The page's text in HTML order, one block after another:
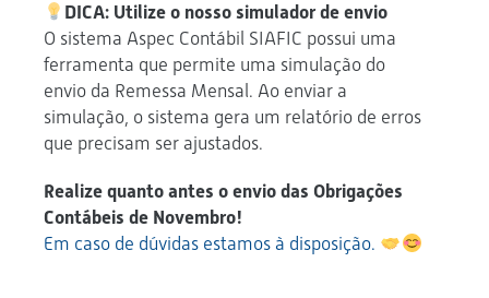
DICA: Utilize o nosso simulador de envio
O sistema Aspec Contábil SIAFIC possui uma
ferramenta que permite uma simulação do
envio da Remessa Mensal. Ao enviar a
simulação, o sistema gera um relatório de erros
que precisam ser ajustados.
Realize quanto antes o envio das Obrigações
Contábeis de Novembro!
Em caso de dúvidas estamos à disposição.